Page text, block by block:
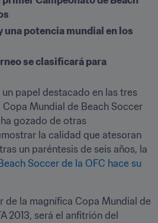
potencia mundial en los
se clasificará para
papel destacado en las tres
Mundial de Beach Soccer
gozado de otras
la calidad que atesoran
Soccer de la OFC hace su
de la magnífica Copa Mundial de
2013, será el anfitrión del